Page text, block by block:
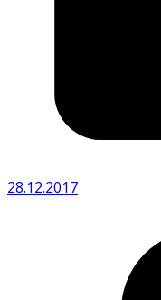
28.12.2017